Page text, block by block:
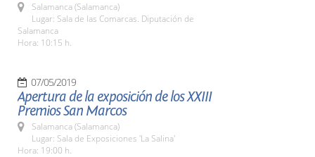
Salamanca (Salamanca)
Lugar: Sala de las Comarcas. Diputación de
Salamanca
Hora: 10:15 h.
07/05/2019
Apertura de la exposición de los XXIII
Premios San Marcos
Salamanca (Salamanca)
Lugar: Sala de Exposiciones 'La Salina'
Hora: 19:00 h.